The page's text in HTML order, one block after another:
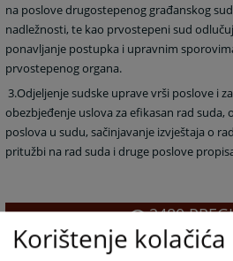
na poslove drugostepenog građanskog
nadležnosti, te kao prvostepeni sud
ponavljanje postupka i upravnim
prvostepenog organa.
3.Odjeljenje sudske uprave vrši poslove i
obezbjeđenje uslova za efikasan rad
poslova u sudu, sačinjavanje izvještaja o
pritužbi na rad suda i druge poslove
2480
Korištenje kolačića